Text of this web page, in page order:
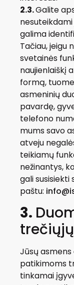
2.3.Galite
galima
Tačiau, jeigu
svetainės
naujienlaiškį
formą,
asmeninių
pavardę,
telefono
mums savo
atveju
teikiamų
nežinantys,
gali susisiekti
paštu:
3.
Jūsų
patikimoms
tinkamai